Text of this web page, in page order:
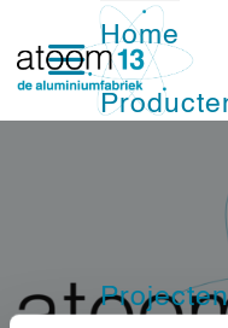
Home